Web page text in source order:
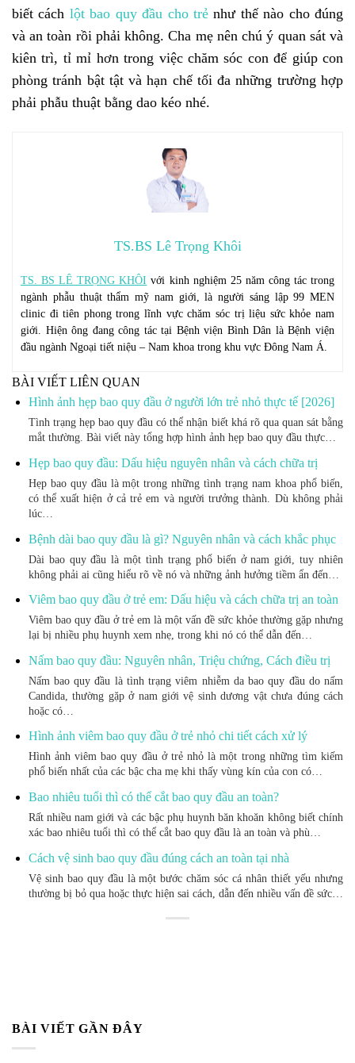
biết cách lột bao quy đầu cho trẻnhư thế nào cho đúng
và an toàn rồi phải không. Cha mẹ nên chú ý quan sát và
kiên trì, tỉ mỉ hơn trong việc chăm sóc con để giúp con
phòng tránh bật tật và hạn chế tối đa những trường hợp
phải phẫu thuật bằng dao kéo nhé.
TS.BS Lê Trọng Khôi
TS. BS LÊ TRỌNG KHÔI với kinh nghiệm 25 năm công tác trong
ngành phẫu thuật thẩm mỹ nam giới, là người sáng lập 99 MEN
clinic đi tiên phong trong lĩnh vực chăm sóc trị liệu sức khỏe nam
giới. Hiện ông đang công tác tại Bệnh viện Bình Dân là Bệnh viện
đầu ngành Ngoại tiết niệu – Nam khoa trong khu vực Đông Nam Á.
BÀI VIẾT LIÊN QUAN
Hình ảnh hẹp bao quy đầu ở người lớn trẻ nhỏ thực tế [2026]
Tình trạng hẹp bao quy đầu có thể nhận biết khá rõ qua quan sát bằng
mắt thường. Bài viết này tổng hợp hình ảnh hẹp bao quy đầu thực…
Hẹp bao quy đầu: Dấu hiệu nguyên nhân và cách chữa trị
Hẹp bao quy đầu là một trong những tình trạng nam khoa phổ biến,
có thể xuất hiện ở cả trẻ em và người trưởng thành. Dù không phải
lúc…
Bệnh dài bao quy đầu là gì? Nguyên nhân và cách khắc phục
Dài bao quy đầu là một tình trạng phổ biến ở nam giới, tuy nhiên
không phải ai cũng hiểu rõ về nó và những ảnh hưởng tiềm ẩn đến…
Viêm bao quy đầu ở trẻ em: Dấu hiệu và cách chữa trị an toàn
Viêm bao quy đầu ở trẻ em là một vấn đề sức khỏe thường gặp nhưng
lại bị nhiều phụ huynh xem nhẹ, trong khi nó có thể dẫn đến…
Nấm bao quy đầu: Nguyên nhân, Triệu chứng, Cách điều trị
Nấm bao quy đầu là tình trạng viêm nhiễm da bao quy đầu do nấm
Candida, thường gặp ở nam giới vệ sinh dương vật chưa đúng cách
hoặc có…
Hình ảnh viêm bao quy đầu ở trẻ nhỏ chi tiết cách xử lý
Hình ảnh viêm bao quy đầu ở trẻ nhỏ là một trong những tìm kiếm
phổ biến nhất của các bậc cha mẹ khi thấy vùng kín của con có…
Bao nhiêu tuổi thì có thể cắt bao quy đầu an toàn?
Rất nhiều nam giới và các bậc phụ huynh băn khoăn không biết chính
xác bao nhiêu tuổi thì có thể cắt bao quy đầu là an toàn và phù…
Cách vệ sinh bao quy đầu đúng cách an toàn tại nhà
Vệ sinh bao quy đầu là một bước chăm sóc cá nhân thiết yếu nhưng
thường bị bỏ qua hoặc thực hiện sai cách, dẫn đến nhiều vấn đề sức…
BÀI VIẾT GẦN ĐÂY